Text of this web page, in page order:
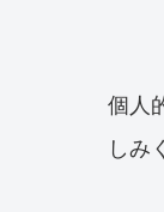
個人
しみ